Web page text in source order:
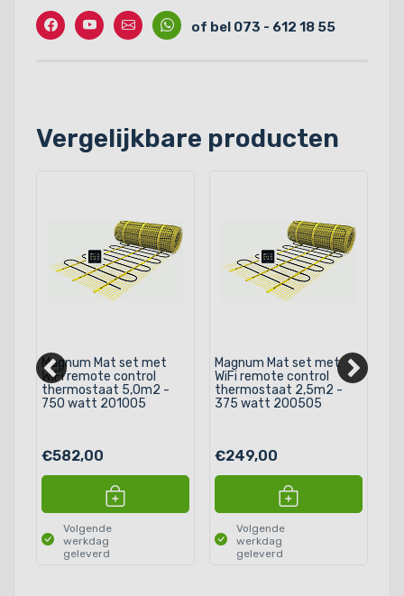
Facebook
TwitterContactWhatssapp
of bel 073 - 612 18 55
Vergelijkbare producten
Magnum Mat set met
WiFi remote control
thermostaat 5,0m2 -
750 watt 201005
€582,00
Volgende
werkdag
geleverd
Magnum Mat set met
WiFi remote control
thermostaat 2,5m2 -
375 watt 200505
€249,00
Volgende
werkdag
geleverd